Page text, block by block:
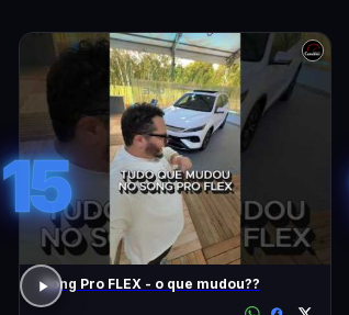
15
Song Pro FLEX - o que mudou??